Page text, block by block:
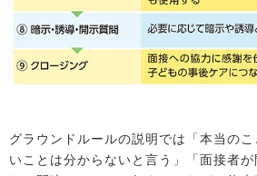
グラウンドルールの説明では「本当の
いことは分からないと言う」「面接者